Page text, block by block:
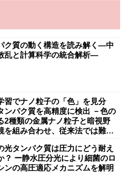
ク質の動く構造を読み解く―中
乱と計算科学の統合解析―
習でナノ粒子の「色」を見分
ンパク質を高精度に検出 －色の
2種類の金属ナノ粒子と暗視野
を組み合わせ、従来法では難し
出を実現－
光タンパク質は圧力にどう耐え
？ ー静水圧分光により細菌のロ
ンの高圧適応メカニズムを解明